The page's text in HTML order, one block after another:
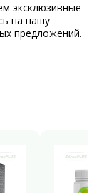
эксклюзивные
на нашу
предложений.